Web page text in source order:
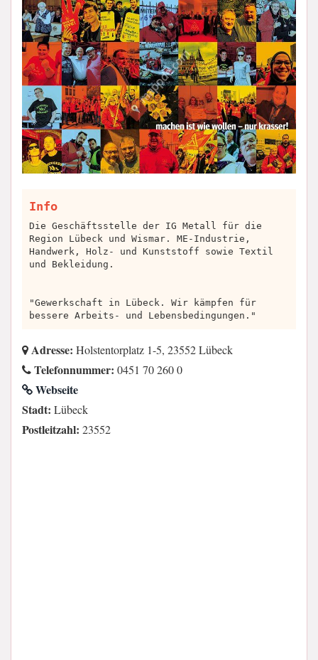
Info
Die Geschäftsstelle der IG Metall für die
Region Lübeck und Wismar. ME-Industrie,
Handwerk, Holz- und Kunststoff sowie Textil
und Bekleidung.
"Gewerkschaft in Lübeck. Wir kämpfen für
bessere Arbeits- und Lebensbedingungen."
Adresse: Holstentorplatz 1-5, 23552 Lübeck
Telefonnummer: 0451 70 260 0
Webseite
Stadt: Lübeck
Postleitzahl: 23552